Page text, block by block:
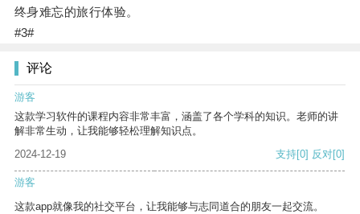
终身难忘的旅行体验。
#3#
评论
游客
这款学习软件的课程内容非常丰富，涵盖了各个学科的知识。老师的讲
解非常生动，让我能够轻松理解知识点。
2024-12-19
支持[0] 反对[0]
游客
这款app就像我的社交平台，让我能够与志同道合的朋友一起交流。